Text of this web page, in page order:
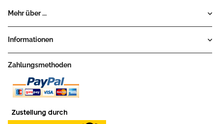
Mehr über ...
Informationen
Zahlungsmethoden